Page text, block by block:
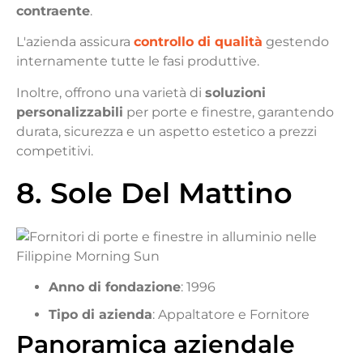
contraente.
L'azienda assicura controllo di qualità gestendo
internamente tutte le fasi produttive.
Inoltre, offrono una varietà di soluzioni
personalizzabili per porte e finestre, garantendo
durata, sicurezza e un aspetto estetico a prezzi
competitivi.
8. Sole Del Mattino
Anno di fondazione: 1996
Tipo di azienda: Appaltatore e Fornitore
Panoramica aziendale